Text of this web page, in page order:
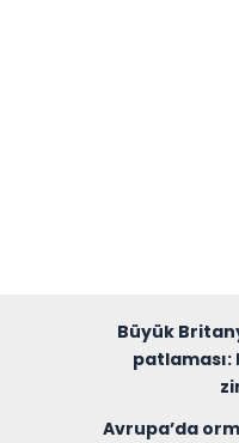
Büyük
patlaması:
Avrupa’da